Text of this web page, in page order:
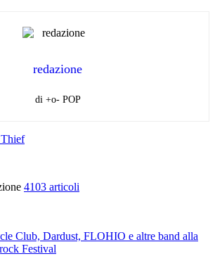
redazione
di +o- POP
4103 articoli
Club, Dardust, FLOHIO e altre band alla
Festival